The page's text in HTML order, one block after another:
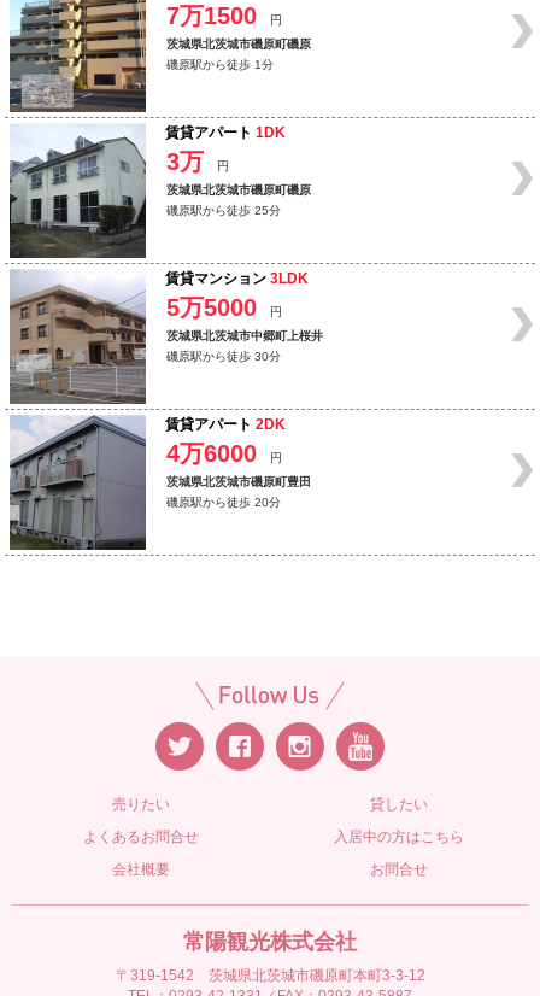
7万1500
円
茨城県北茨城市磯原町磯原
磯原駅から徒歩 1分
賃貸アパート 1DK
3万
円
茨城県北茨城市磯原町磯原
磯原駅から徒歩 25分
賃貸マンション 3LDK
5万5000
円
茨城県北茨城市中郷町上桜井
磯原駅から徒歩 30分
賃貸アパート 2DK
4万6000
円
茨城県北茨城市磯原町豊田
磯原駅から徒歩 20分
売りたい
貸したい
よくあるお問合せ
入居中の方はこちら
会社概要
お問合せ
常陽観光株式会社
〒319-1542 茨城県北茨城市磯原町本町3-3-12